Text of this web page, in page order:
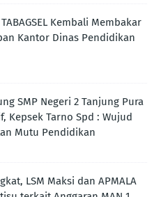
Kembali Membakar
Kantor Dinas Pendidikan
SMP Negeri 2 Tanjung Pura
Kepsek Tarno Spd : Wujud
Mutu Pendidikan
LSM Maksi dan APMALA